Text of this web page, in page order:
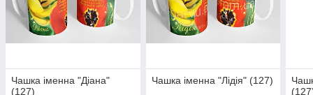
Чашка іменна "Діана"
(127)
Чашка іменна "Лідія" (127)